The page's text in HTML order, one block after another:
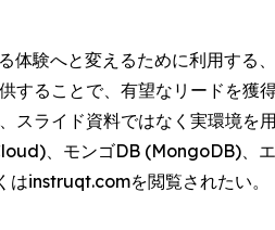
験へと変えるために利用する
ることで、有望なリードを獲
ライド資料ではなく実環境を
、モンゴDB (MongoDB)、
instruqt.comを閲覧されたい。